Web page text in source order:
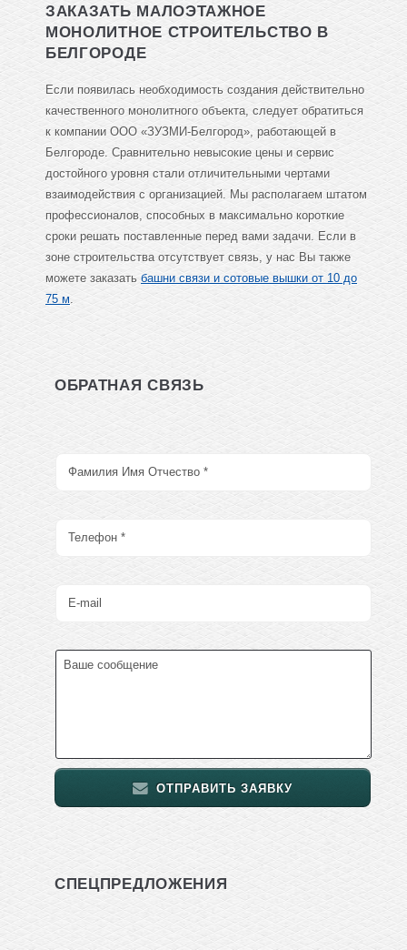
ЗАКАЗАТЬ МАЛОЭТАЖНОЕ
МОНОЛИТНОЕ СТРОИТЕЛЬСТВО В
БЕЛГОРОДЕ
Если появилась необходимость создания действительно
качественного монолитного объекта, следует обратиться
к компании ООО «ЗУЗМИ-Белгород», работающей в
Белгороде. Сравнительно невысокие цены и сервис
достойного уровня стали отличительными чертами
взаимодействия с организацией. Мы располагаем штатом
профессионалов, способных в максимально короткие
сроки решать поставленные перед вами задачи. Если в
зоне строительства отсутствует связь, у нас Вы также
можете заказать башни связи и сотовые вышки от 10 до
75 м.
ОБРАТНАЯ СВЯЗЬ
ОТПРАВИТЬ ЗАЯВКУ
СПЕЦПРЕДЛОЖЕНИЯ